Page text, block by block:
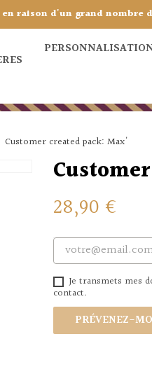
raison d'un grand nombre
Customer created pack: Max'
28,90 €
Je transmets mes
contact.
PRÉVENEZ-